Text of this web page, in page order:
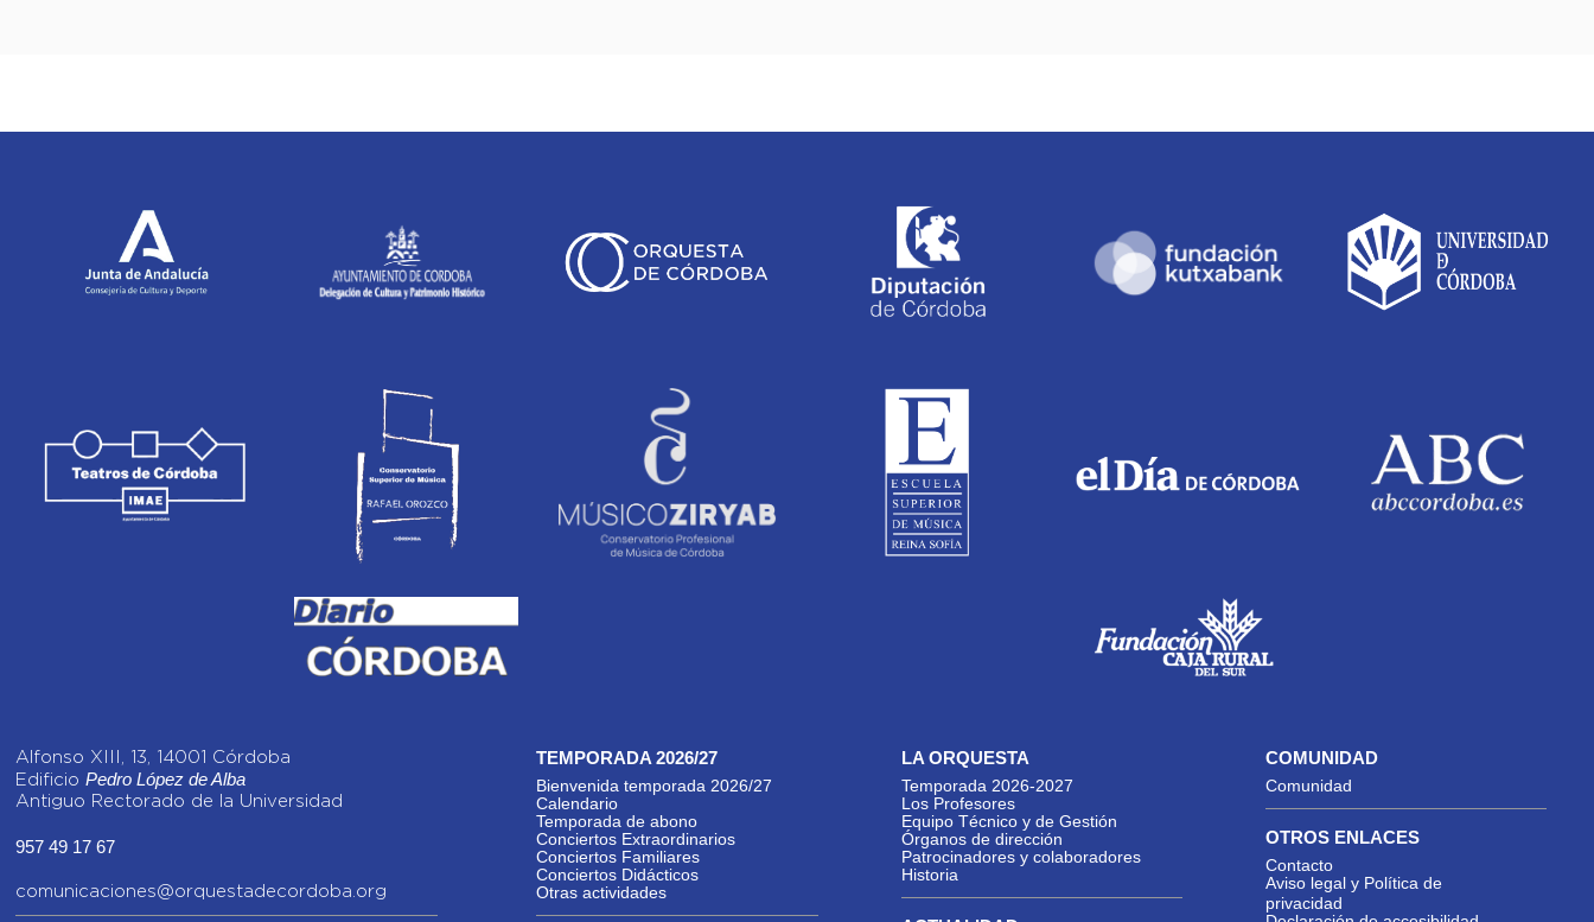
Alfonso XIII, 13, 14001 Córdoba
Edificio Pedro López de Alba
Antiguo Rectorado de la Universidad
957 49 17 67
comunicaciones@orquestadecordoba.org
TEMPORADA 2026/27
Bienvenida temporada 2026/27
Calendario
Temporada de abono
Conciertos Extraordinarios
Conciertos Familiares
Conciertos Didácticos
Otras actividades
LA ORQUESTA
Temporada 2026-2027
Los Profesores
Equipo Técnico y de Gestión
Órganos de dirección
Patrocinadores y colaboradores
Historia
COMUNIDAD
Comunidad
OTROS ENLACES
Contacto
Aviso legal y Política de
privacidad